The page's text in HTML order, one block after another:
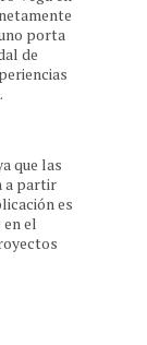
porta
de
que las
a partir
es
el